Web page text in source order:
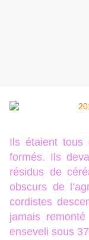
Ils étaient tous
formés. Ils
résidus de
obscurs de
cordistes
jamais
enseveli sous